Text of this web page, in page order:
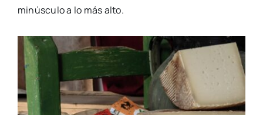
minúsculo a lo más alto.